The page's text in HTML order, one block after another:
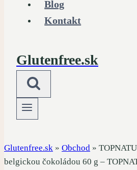
Blog
Kontakt
Glutenfree.sk
Glutenfree.sk » Obchod »
belgickou čokoládou 60 g –